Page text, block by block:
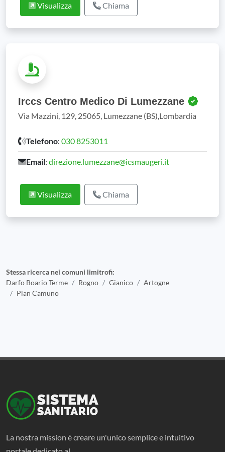
Visualizza Chiama
Irccs Centro Medico Di Lumezzane
Via Mazzini, 129, 25065, Lumezzane (BS),Lombardia
Telefono: 030 8253011
Email: direzione.lumezzane@icsmaugeri.it
Visualizza Chiama
Stessa ricerca nei comuni limitrofi:
Darfo Boario Terme
Rogno Gianico
Artogne
Pian Camuno
La nostra mission è creare un'unico semplice e intuitivo